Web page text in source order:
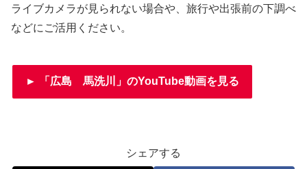
ライブカメラが見られない場合や、旅行や出張前の下調べ
などにご活用ください。
► 「広島 馬洗川」のYouTube動画を見る
シェアする